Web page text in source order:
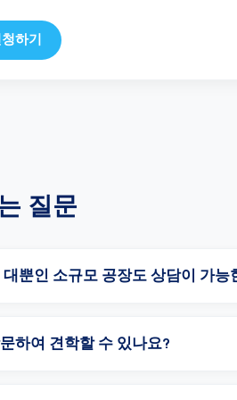
하기
질문
뿐인 소규모 공장도 상담이 가능
하여 견학할 수 있나요?